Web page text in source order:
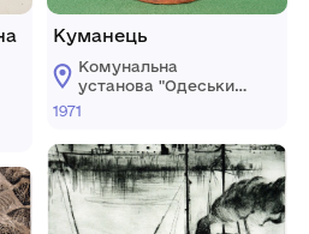
Куманець
Комунальна
установа "Одеський
національний
1971